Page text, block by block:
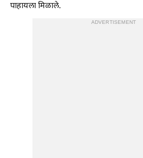
पाहायला मिळाले.
ADVERTISEMENT